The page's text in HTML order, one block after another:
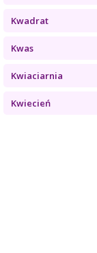
Kwadrat
Kwas
Kwiaciarnia
Kwiecień